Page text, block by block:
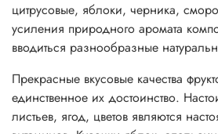
цитрусовые, яблоки, черника,
усиления природного аромата
вводиться разнообразные
Прекрасные вкусовые качества
единственное их достоинство.
листьев, ягод, цветов являются